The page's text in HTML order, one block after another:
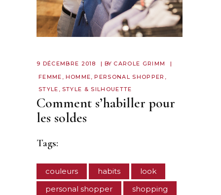
9 DÉCEMBRE 2018 BY CAROLE GRIMM
FEMME , HOMME,PERSONAL SHOPPER ,
STYLE , STYLE & SILHOUETTE
Comment s’habiller pour
les soldes
Tags:
couleurs habits
look
personal shopper
shopping